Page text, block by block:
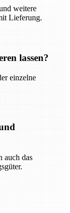
weitere
Lieferung.
lassen?
einzelne
auch das